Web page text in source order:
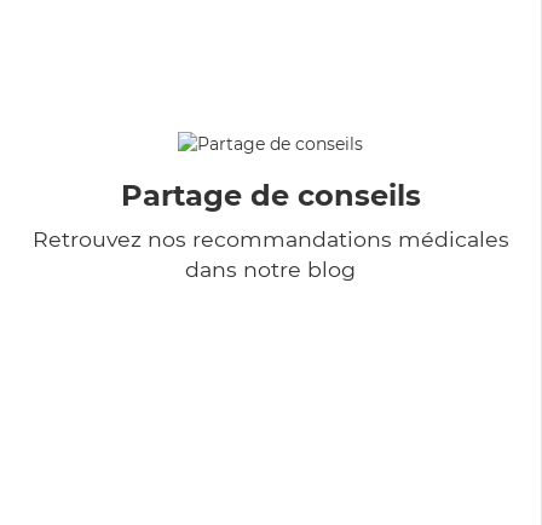
Partage de conseils
Retrouvez nos recommandations médicales
dans notre blog